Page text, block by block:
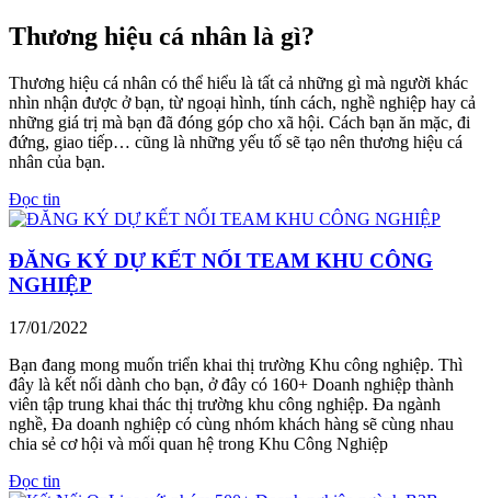
Thương hiệu cá nhân là gì?
Thương hiệu cá nhân có thể hiểu là tất cả những gì mà người khác
nhìn nhận được ở bạn, từ ngoại hình, tính cách, nghề nghiệp hay cả
những giá trị mà bạn đã đóng góp cho xã hội. Cách bạn ăn mặc, đi
đứng, giao tiếp… cũng là những yếu tố sẽ tạo nên thương hiệu cá
nhân của bạn.
Đọc tin
ĐĂNG KÝ DỰ KẾT NỐI TEAM KHU CÔNG
NGHIỆP
17/01/2022
Bạn đang mong muốn triển khai thị trường Khu công nghiệp. Thì
đây là kết nối dành cho bạn, ở đây có 160+ Doanh nghiệp thành
viên tập trung khai thác thị trường khu công nghiệp. Đa ngành
nghề, Đa doanh nghiệp có cùng nhóm khách hàng sẽ cùng nhau
chia sẻ cơ hội và mối quan hệ trong Khu Công Nghiệp
Đọc tin